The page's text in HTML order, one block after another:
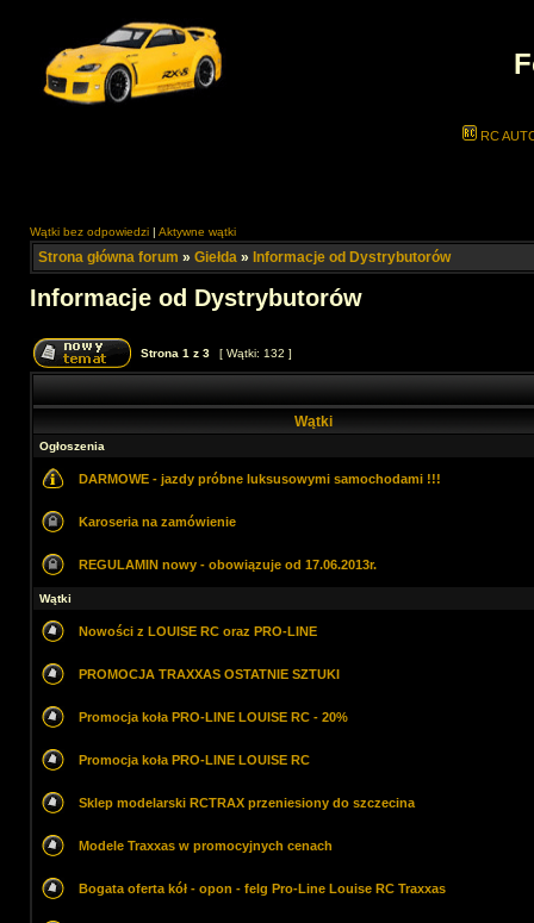
RC
Wątki bez odpowiedzi | Aktywne wątki
Strona główna forum » Giełda » Informacje od Dystrybutorów
Informacje od Dystrybutorów
Strona 1 z 3 [ Wątki: 132 ]
Wątki
Ogłoszenia
DARMOWE - jazdy próbne luksusowymi samochodami !!!
Karoseria na zamówienie
REGULAMIN nowy - obowiązuje od 17.06.2013r.
Wątki
Nowości z LOUISE RC oraz PRO-LINE
PROMOCJA TRAXXAS OSTATNIE SZTUKI
Promocja koła PRO-LINE LOUISE RC - 20%
Promocja koła PRO-LINE LOUISE RC
Sklep modelarski RCTRAX przeniesiony do szczecina
Modele Traxxas w promocyjnych cenach
Bogata oferta kół - opon - felg Pro-Line Louise RC Traxxas